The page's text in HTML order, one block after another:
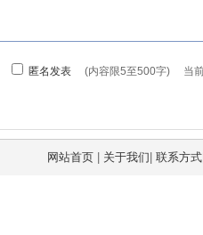
网站首页| 关于我们 联系方式|